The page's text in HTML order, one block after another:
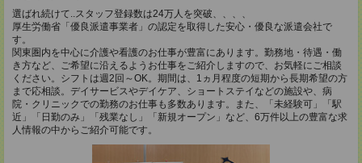
選ばれ続けて..スタッフ登録数は24万人を突破、、、、
厚生労働省「優良派遣事業者」の認定を取得した安心・優良な派遣会社で
す。
関東圏内を中心に介護や看護のお仕事が豊富にあります。勤務地・待遇・働
き方など、ご希望に沿えるようお仕事をご紹介しますので、お気軽にご相談
ください。シフトは週2回～OK。期間は、1ヵ月程度の短期から長期希望の方
まで応相談。デイサービスやデイケア、ショートステイなどの施設や、病
院・クリニックでの勤務のお仕事も多数あります。また、「未経験可」「駅
近」「日勤のみ」「残業なし」「新規オープン」など、6万件以上の豊富な求
人情報の中からご紹介可能です。